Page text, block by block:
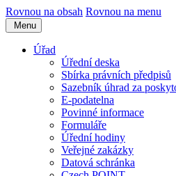
Rovnou na obsah Rovnou na menu
Menu
Úřad
Úřední deska
Sbírka právních předpisů
Sazebník úhrad za
E-podatelna
Povinné informace
Formuláře
Úřední hodiny
Veřejné zakázky
Datová schránka